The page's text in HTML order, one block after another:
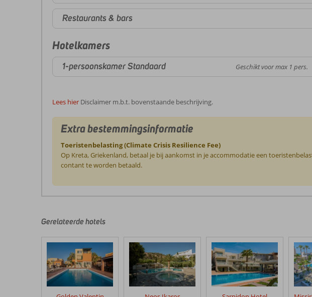
Restaurants & bars
Hotelkamers
1-persoonskamer Standaard Geschikt voor max 1 pers.
Lees hier Disclaimer m.b.t. bovenstaande beschrijving.
Extra bestemmingsinformatie
Toeristenbelasting (Climate Crisis Resilience Fee)
Op Kreta, Griekenland, betaal je bij aankomst in je accommodatie een
contant te worden betaald.
door
klanten
geschreven
na
hun
verblijf
Gerelateerde hotels